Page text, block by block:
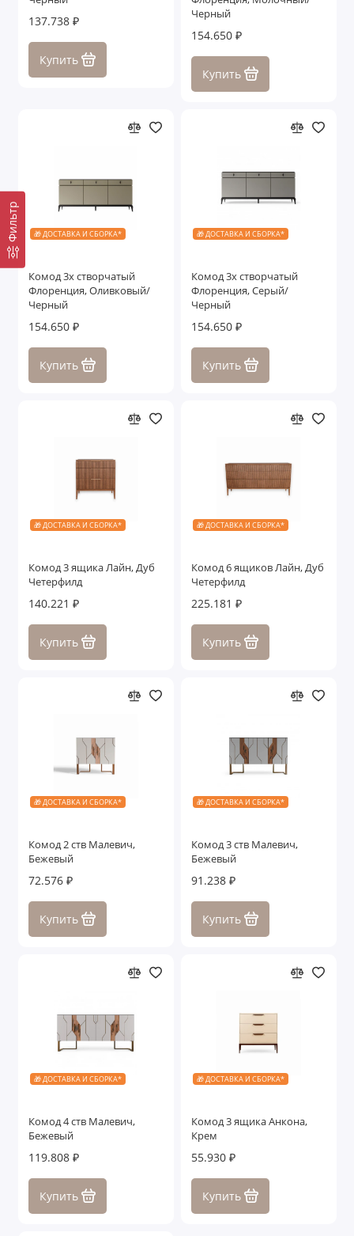
Фильтр
137.738 ₽
Купить
Черный
154.650 ₽
Купить
🎁 ДОСТАВКА И СБОРКА*
Комод 3х створчатый
Флоренция, Оливковый/
Черный
154.650 ₽
Купить
🎁 ДОСТАВКА И СБОРКА*
Комод 3х створчатый
Флоренция, Серый/
Черный
154.650 ₽
Купить
🎁 ДОСТАВКА И СБОРКА*
Комод 3 ящика Лайн, Дуб
Четерфилд
140.221 ₽
Купить
🎁 ДОСТАВКА И СБОРКА*
Комод 6 ящиков Лайн, Дуб
Четерфилд
225.181 ₽
Купить
🎁 ДОСТАВКА И СБОРКА*
Комод 2 ств Малевич,
Бежевый
72.576 ₽
Купить
🎁 ДОСТАВКА И СБОРКА*
Комод 3 ств Малевич,
Бежевый
91.238 ₽
Купить
🎁 ДОСТАВКА И СБОРКА*
Комод 4 ств Малевич,
Бежевый
119.808 ₽
Купить
🎁 ДОСТАВКА И СБОРКА*
Комод 3 ящика Анкона,
Крем
55.930 ₽
Купить